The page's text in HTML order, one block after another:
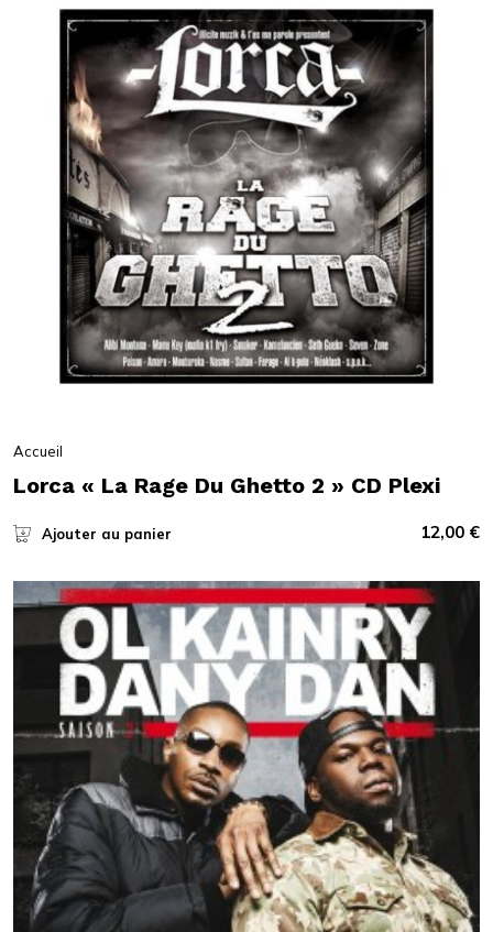
Accueil
Lorca « La Rage Du Ghetto 2 » CD Plexi
Ajouter au panier 12,00 €